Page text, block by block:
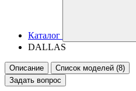
Каталог
DALLAS
Описание
Список моделей (8)
Задать вопрос